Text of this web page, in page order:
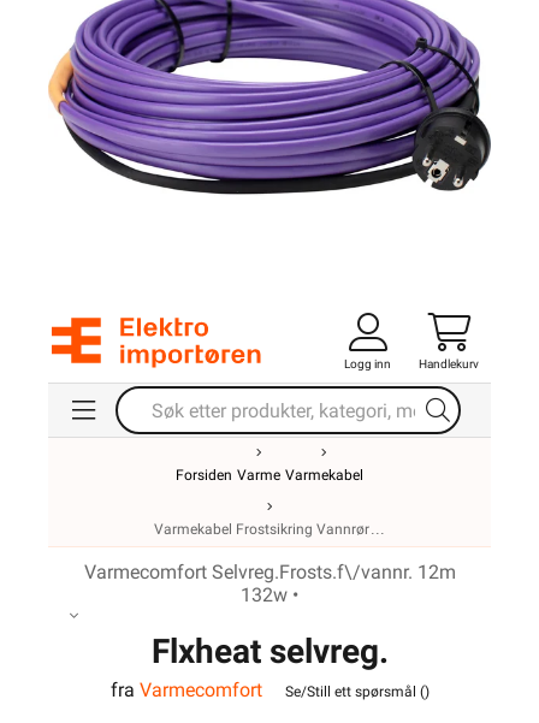
Logg inn Handlekurv
Forsiden Varme Varmekabel
Varmekabel Frostsikring Vannrør
Varmecomfort Selvreg.Frosts.f\/vannr. 12m
132w •
Flxheat selvreg.
frostsikringskabel m/term.
fra Varmecomfort Se/Still ett spørsmål ()